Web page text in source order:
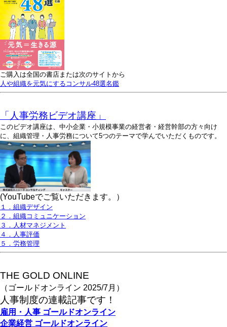
ご購入は全国の書店または次のサイトから
人や組織を元気にするコンサル48選名鑑
「人事労務ビデオ講座」
このビデオ講座は、中小企業・小規模事業の経営者・経営幹部の方々向け
に、組織管理・人事労務について5つのテーマで学んでいただくものです。
(YouTubeでご覧いただきます。）
１．組織デザイン
２．組織コミュニケーション
３．人材マネジメント
４．人事評価
５．労務管理
THE GOLD ONLINE
（ゴールドオンライン 2025/7月）
人事制度の連載記事です！
雇用・人事 ゴールドオンライン
企業経営 ゴールドオンライン